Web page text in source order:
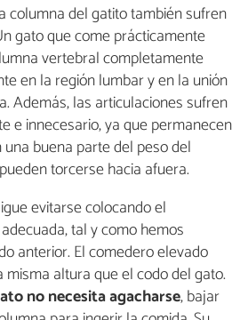
columna del gatito también sufren
gato que come prácticamente
vertebral completamente
en la región lumbar y en la unión
Además, las articulaciones sufren
e innecesario, ya que permanecen
buena parte del peso del
torcerse hacia afuera.
evitarse colocando el
tal y como hemos
anterior. El comedero elevado
altura que el codo del gato.
no necesita agacharse, bajar